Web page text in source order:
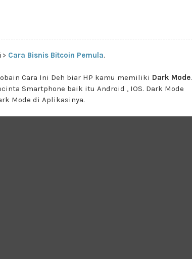
Cara Bisnis Bitcoin Pemula.
Cara Ini Deh biar HP kamu memiliki Dark Mode.
Smartphone baik itu Android , IOS. Dark Mode
Mode di Aplikasinya.